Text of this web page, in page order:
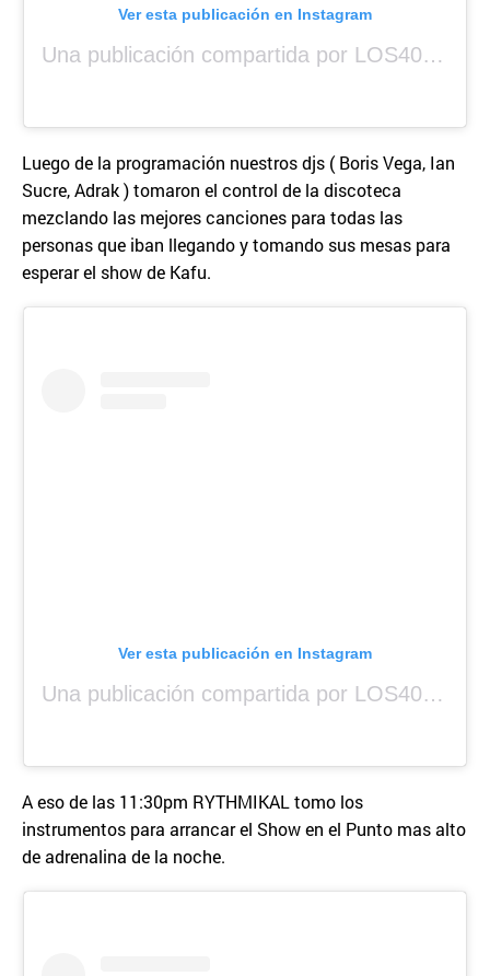
Ver esta publicación en Instagram
Una publicación compartida por LOS40 Panamá (@los40panama)
Luego de la programación nuestros djs ( Boris Vega, Ian
Sucre, Adrak ) tomaron el control de la discoteca
mezclando las mejores canciones para todas las
personas que iban llegando y tomando sus mesas para
esperar el show de Kafu.
Ver esta publicación en Instagram
Una publicación compartida por LOS40 Panamá (@los40panama)
A eso de las 11:30pm RYTHMIKAL tomo los
instrumentos para arrancar el Show en el Punto mas alto
de adrenalina de la noche.